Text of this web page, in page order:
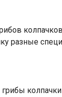
разные